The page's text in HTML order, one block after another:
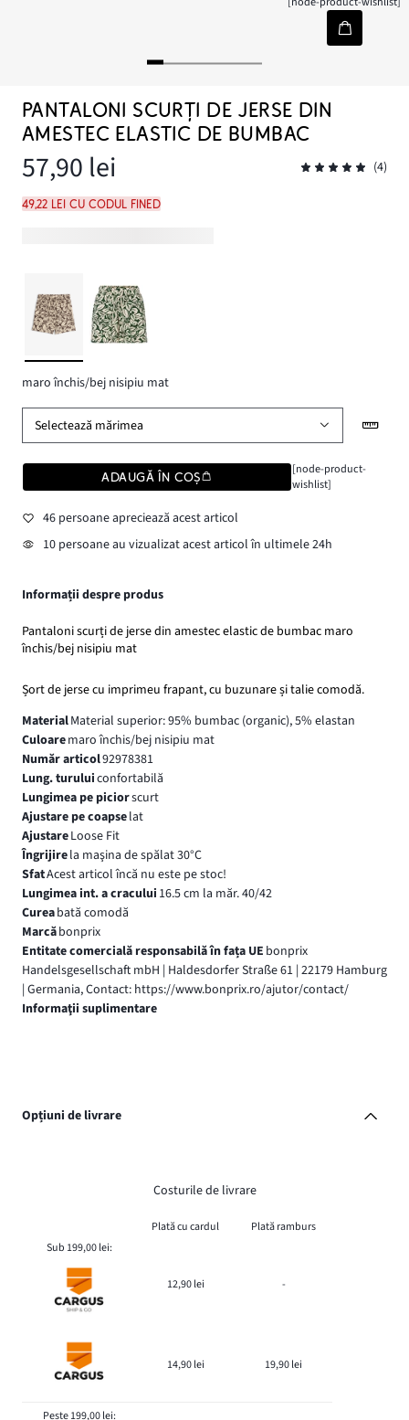
PANTALONI SCURȚI DE JERSE DIN
AMESTEC ELASTIC DE BUMBAC
57,90 lei (4)
49,22 lei cu codul FINED
maro închis/bej nisipiu mat
Selectează mărimea
ADAUGĂ ÎN COȘ
[node-product-
wishlist]
46 persoane apreciează acest articol
10 persoane au vizualizat acest articol în ultimele 24h
Informații despre produs
Pantaloni scurți de jerse din amestec elastic de bumbac maro
închis/bej nisipiu mat
Șort de jerse cu imprimeu frapant, cu buzunare și talie comodă.
MaterialMaterial superior: 95% bumbac (organic), 5% elastan
Culoaremaro închis/bej nisipiu mat
Număr articol92978381
Lung. turuluiconfortabilă
Lungimea pe piciorscurt
Ajustare pe coapselat
AjustareLoose Fit
Îngrijirela maşina de spălat 30°C
SfatAcest articol încă nu este pe stoc!
Lungimea int. a cracului 16.5 cm la măr. 40/42
Cureabată comodă
Marcăbonprix
Entitate comercială responsabilă în fața UE bonprix
Handelsgesellschaft mbH | Haldesdorfer Straße 61 | 22179 Hamburg
| Germania, Contact: https://www.bonprix.ro/ajutor/contact/
Informaţii suplimentare
Opțiuni de livrare
Costurile de livrare
Plată cu cardul
Plată ramburs
Sub 199,00 lei:
12,90 lei -
14,90 lei 19,90 lei
Peste 199,00 lei: